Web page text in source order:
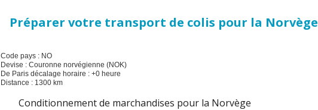
Préparer votre transport de colis pour la Norvège
Code pays : NO
Devise : Couronne norvégienne (NOK)
De Paris décalage horaire : +0 heure
Distance : 1300 km
Conditionnement de marchandises pour la Norvège